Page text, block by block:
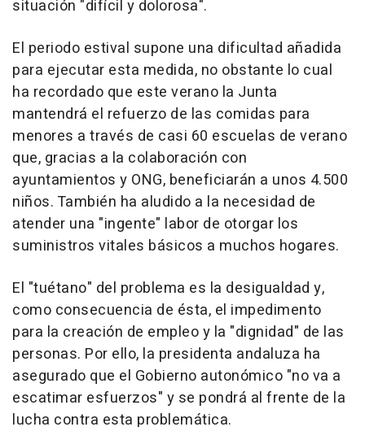
situación "difícil y dolorosa".
El periodo estival supone una dificultad añadida
para ejecutar esta medida, no obstante lo cual
ha recordado que este verano la Junta
mantendrá el refuerzo de las comidas para
menores a través de casi 60 escuelas de verano
que, gracias a la colaboración con
ayuntamientos y ONG, beneficiarán a unos 4.500
niños. También ha aludido a la necesidad de
atender una "ingente" labor de otorgar los
suministros vitales básicos a muchos hogares.
El "tuétano" del problema es la desigualdad y,
como consecuencia de ésta, el impedimento
para la creación de empleo y la "dignidad" de las
personas. Por ello, la presidenta andaluza ha
asegurado que el Gobierno autonómico "no va a
escatimar esfuerzos" y se pondrá al frente de la
lucha contra esta problemática.